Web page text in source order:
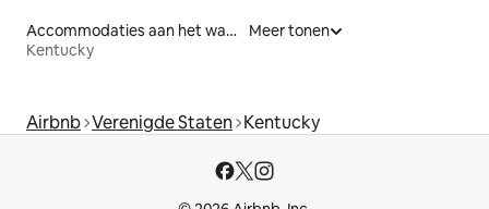
Accommodaties aan het water
Kentucky
Meer tonen
Airbnb Verenigde Staten Kentucky